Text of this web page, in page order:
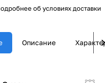
обусловиях доставки
Описание